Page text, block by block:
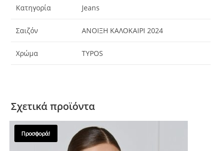
Κατηγορία Jeans
Σαιζόν ΑΝΟΙΞΗ ΚΑΛΟΚΑΙΡΙ 2024
Χρώμα TYPOS
Σχετικά προϊόντα
SALES !
Προσφορά!